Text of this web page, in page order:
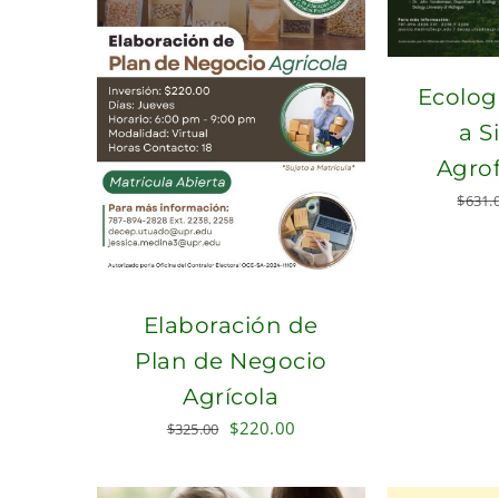
Elaboración de
Plan de Negocio
Agrícola
$325.00 Original
was:
$220.00
is:
a
$